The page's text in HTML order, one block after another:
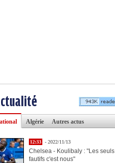
Algérie Autres actus
12:33 - 2022/11/13
Chelsea - Koulibaly : "Les seuls
fautifs c'est nous"